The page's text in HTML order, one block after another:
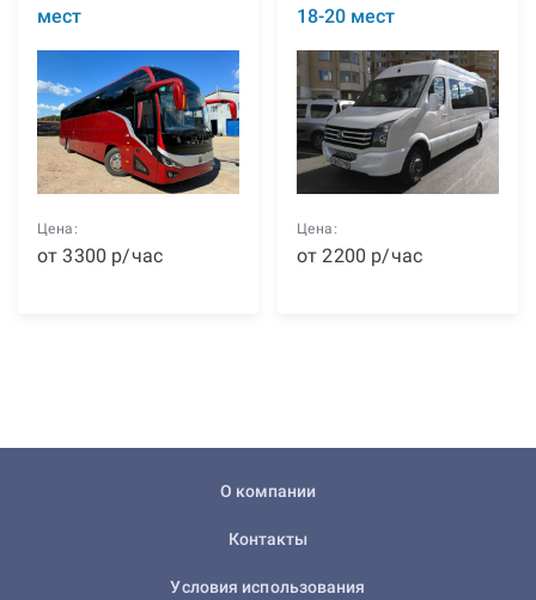
мест
Цена:
от3300 р/час
18-20 мест
Цена:
от2200 р/час
О компании
Контакты
Условия использования